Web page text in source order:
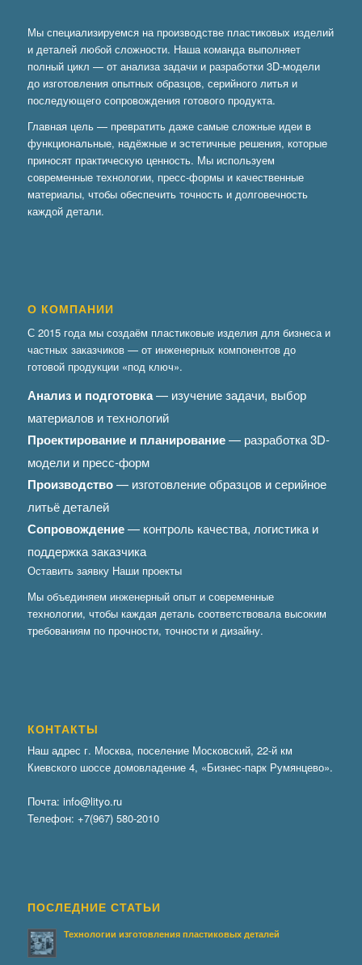
Мы специализируемся на производстве пластиковых изделий
и деталей любой сложности. Наша команда выполняет
полный цикл — от анализа задачи и разработки 3D-модели
до изготовления опытных образцов, серийного литья и
последующего сопровождения готового продукта.
Главная цель — превратить даже самые сложные идеи в
функциональные, надёжные и эстетичные решения, которые
приносят практическую ценность. Мы используем
современные технологии, пресс-формы и качественные
материалы, чтобы обеспечить точность и долговечность
каждой детали.
О КОМПАНИИ
С 2015 года мы создаём пластиковые изделия для бизнеса и
частных заказчиков — от инженерных компонентов до
готовой продукции «под ключ».
Анализ и подготовка— изучение задачи, выбор
материалов и технологий
Проектирование и планирование— разработка 3D-
модели и пресс-форм
Производство— изготовление образцов и серийное
литьё деталей
Сопровождение— контроль качества, логистика и
поддержка заказчика
Оставить заявку Наши проекты
Мы объединяем инженерный опыт и современные
технологии, чтобы каждая деталь соответствовала высоким
требованиям по прочности, точности и дизайну.
КОНТАКТЫ
Наш адрес г. Москва, поселение Московский, 22-й км
Киевского шоссе домовладение 4, «Бизнес-парк Румянцево».
Почта: info@lityo.ru
Телефон: +7(967) 580-2010
ПОСЛЕДНИЕ СТАТЬИ
Технологии изготовления пластиковых деталей